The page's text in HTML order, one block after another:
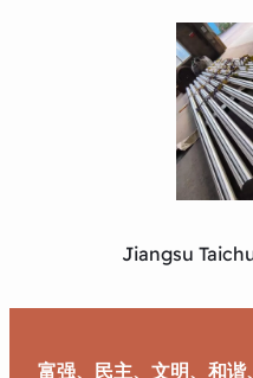
Jiangsu
富强、民主、文明、和谐